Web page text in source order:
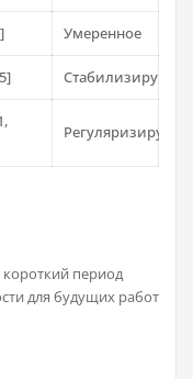
Умеренное
период
для будущих работ